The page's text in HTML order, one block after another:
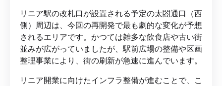
リニア駅の改札口が設置される予定の太閤通口（西
側）周辺は、今回の再開発で最も劇的な変化が予想
されるエリアです。かつては雑多な飲食店や古い街
並みが広がっていましたが、駅前広場の整備や区画
整理事業により、街の刷新が急速に進んでいます。
リニア開業に向けたインフラ整備が進むことで、こ